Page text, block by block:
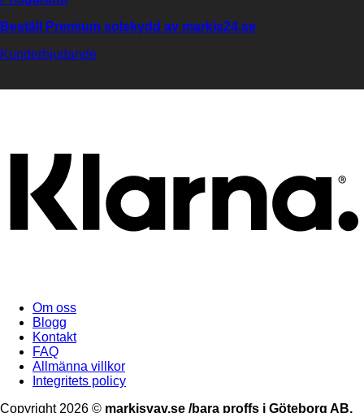
Beställ Premium solskydd av markis24.se
Kunderbjudande
Om oss
Blogg
Kontakt
FAQ
Allmänna villkor
Integritets policy
Copyright 2026 © markisvav.se /bara proffs i Göteborg AB,